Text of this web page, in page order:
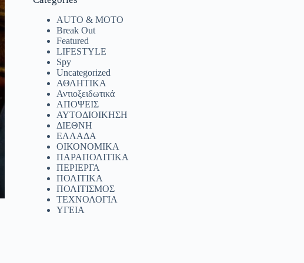
AUTO & MOTO
Break Out
Featured
LIFESTYLE
Spy
Uncategorized
ΑΘΛΗΤΙΚΑ
Αντιοξειδωτικά
ΑΠΟΨΕΙΣ
ΑΥΤΟΔΙΟΙΚΗΣΗ
ΔΙΕΘΝΗ
ΕΛΛΑΔΑ
ΟΙΚΟΝΟΜΙΚΑ
ΠΑΡΑΠΟΛΙΤΙΚΑ
ΠΕΡΙΕΡΓΑ
ΠΟΛΙΤΙΚΑ
ΠΟΛΙΤΙΣΜΟΣ
ΤΕΧΝΟΛΟΓΙΑ
ΥΓΕΙΑ